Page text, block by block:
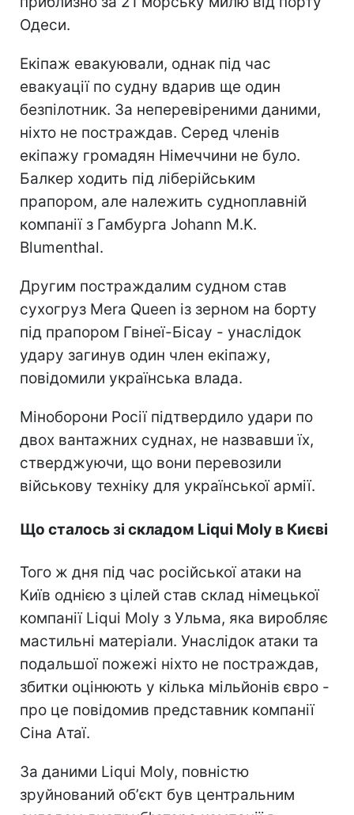
Одеси.
Екіпаж евакуювали, однак під час
евакуації по судну вдарив ще один
безпілотник. За неперевіреними даними,
ніхто не постраждав. Серед членів
екіпажу громадян Німеччини не було.
Балкер ходить під ліберійським
прапором, але належить судноплавній
компанії з Гамбурга Johann M.K.
Blumenthal.
Другим постраждалим судном став
сухогруз Mera Queen із зерном на борту
під прапором Гвінеї-Бісау - унаслідок
удару загинув один член екіпажу,
повідомили українська влада.
Міноборони Росії підтвердило удари по
двох вантажних суднах, не назвавши їх,
стверджуючи, що вони перевозили
військову техніку для української армії.
Що сталось зі складом Liqui Moly в Києві
Того ж дня під час російської атаки на
Київ однією з цілей став склад німецької
компанії Liqui Moly з Ульма, яка виробляє
мастильні матеріали. Унаслідок атаки та
подальшої пожежі ніхто не постраждав,
збитки оцінюють у кілька мільйонів євро -
про це повідомив представник компанії
Сіна Атаї.
За даними Liqui Moly, повністю
зруйнований обʼєкт був центральним